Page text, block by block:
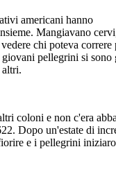
americani hanno
Mangiavano
chi poteva correre
pellegrini si sono
coloni e non c'era
Dopo un'estate di
e i pellegrini